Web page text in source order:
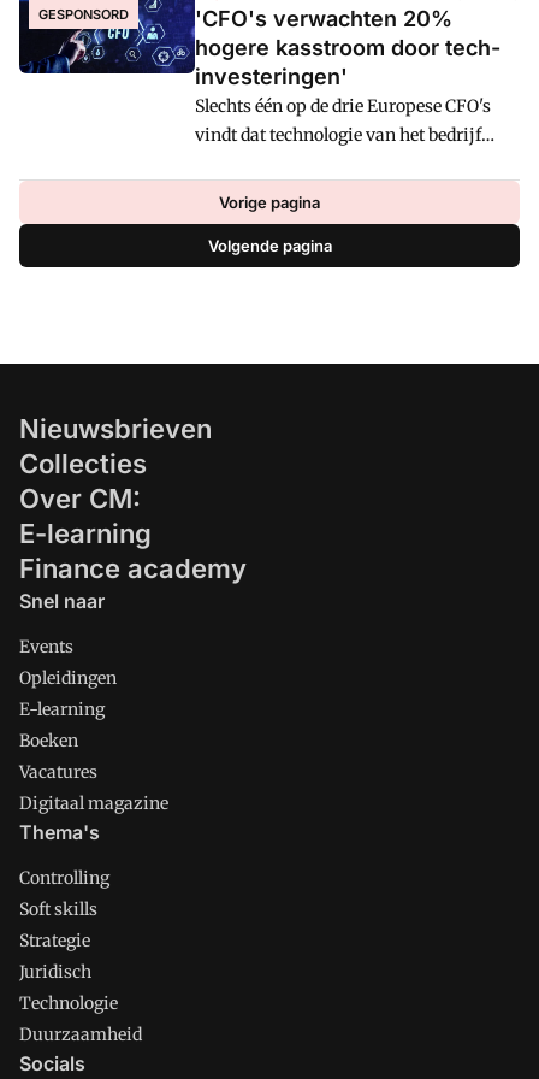
krijgen op de echte risico's?
softwareontwikkelaar is zelf verrast
door de testresultaten. "Het brengt meer
dan we hadden durven dromen, zowel in
efficiency als in
toepassingsmogelijkheden."
GESPONSORD
'CFO's verwachten 20%
hogere kasstroom door tech-
investeringen'
Slechts één op de drie Europese CFO's
vindt dat technologie van het bedrijf
allemaal ondervinden ze 'significante
problemen'. Dat blijkt uit een enquête
onder 1.000 financiële leiders. Een grote
operationele kasstroom.
Vorige pagina
Volgende pagina
Nieuwsbrieven
Collecties
Over CM:
E-learning
Finance academy
Snel naar
Events
Opleidingen
E-learning
Boeken
Vacatures
Digitaal magazine
Thema's
Controlling
Soft skills
Strategie
Juridisch
Technologie
Duurzaamheid
Socials